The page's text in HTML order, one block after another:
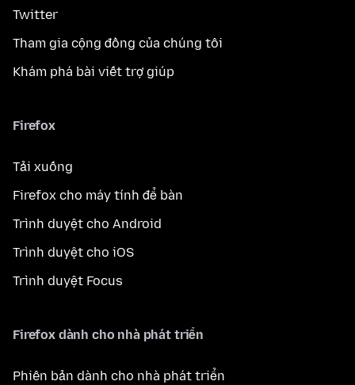
Twitter
Tham gia cộng đồng của chúng tôi
Khám phá bài viết trợ giúp
Firefox
Tải xuống
Firefox cho máy tính để bàn
Trình duyệt cho Android
Trình duyệt cho iOS
Trình duyệt Focus
Firefox dành cho nhà phát triển
Phiên bản dành cho nhà phát triển